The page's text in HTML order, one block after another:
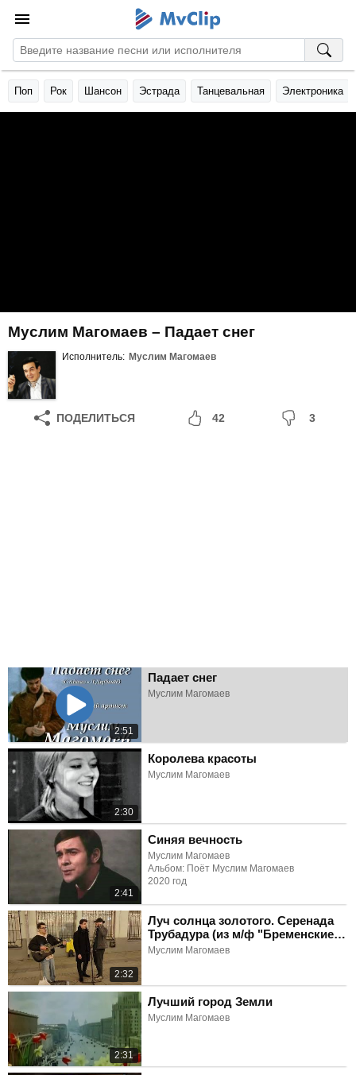
Поп Рок Шансон Эстрада Танцевальная Электроника
Муслим Магомаев – Падает снег
Исполнитель: Муслим Магомаев
ПОДЕЛИТЬСЯ 42 3
2:51
Падает снег
Муслим Магомаев
2:30
Королева красоты
Муслим Магомаев
2:41
Синяя вечность
Муслим Магомаев
Альбом: Поёт Муслим Магомаев
2020 год
2:32
Луч солнца золотого. Серенада
Трубадура (из м/ф "Бременские
музыканты")
Муслим Магомаев
2:31
Лучший город Земли
Муслим Магомаев